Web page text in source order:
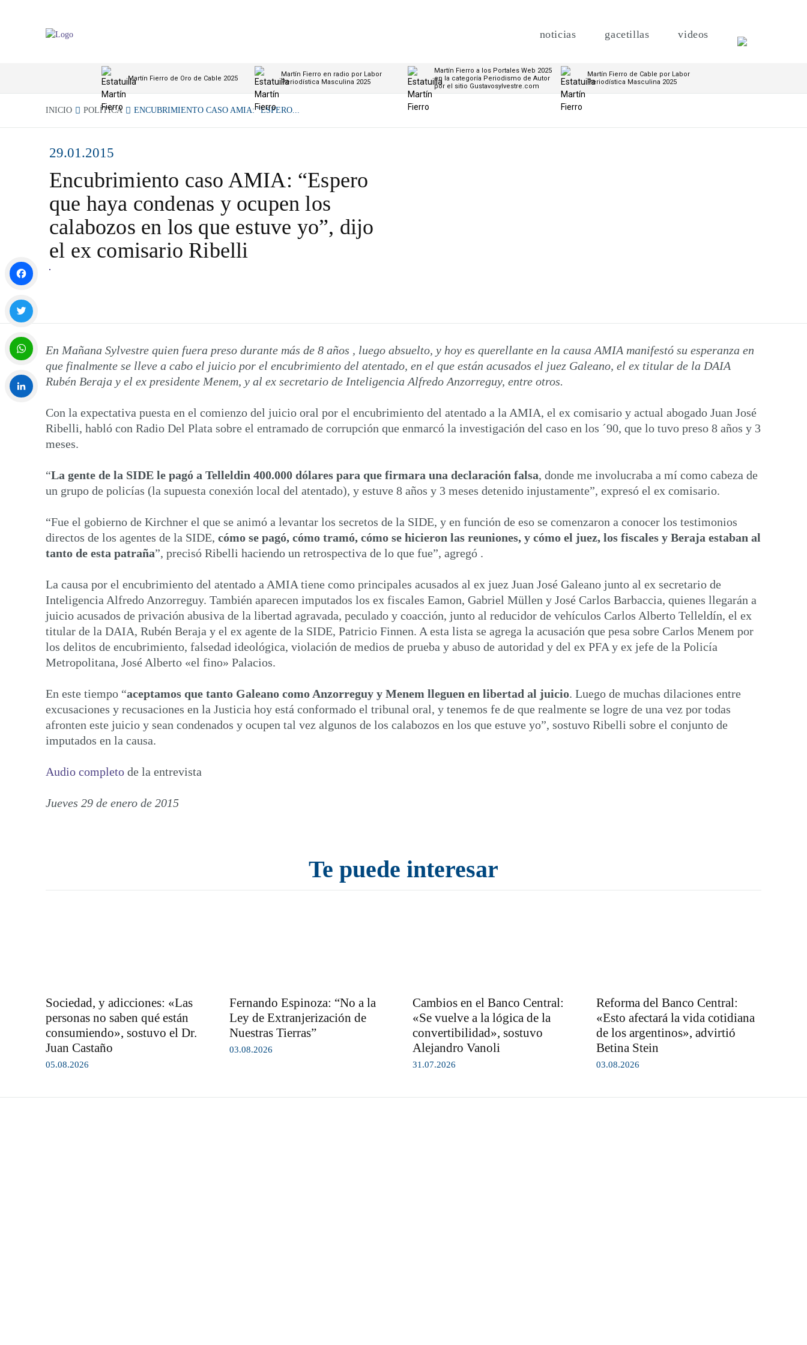
noticias gacetillas videos
Martín Fierro de Oro de Cable 2025
Martín Fierro en radio por Labor
Periodística Masculina 2025
Martín Fierro a los Portales Web 2025
en la categoría Periodismo de Autor
por el sitio Gustavosylvestre.com
Martín Fierro de Cable por Labor
Periodística Masculina 2025
INICIO POLÍTICA ENCUBRIMIENTO CASO AMIA: “ESPERO...
29.01.2015
Encubrimiento caso AMIA: “Espero
que haya condenas y ocupen los
calabozos en los que estuve yo”, dijo
el ex comisario Ribelli
En Mañana Sylvestre quien fuera preso durante más de 8 años , luego absuelto, y hoy es querellante en la causa AMIA manifestó su esperanza en
que finalmente se lleve a cabo el juicio por el encubrimiento del atentado, en el que están acusados el juez Galeano, el ex titular de la DAIA
Rubén Beraja y el ex presidente Menem, y al ex secretario de Inteligencia Alfredo Anzorreguy, entre otros.
Con la expectativa puesta en el comienzo del juicio oral por el encubrimiento del atentado a la AMIA, el ex comisario y actual abogado Juan José
Ribelli, habló con Radio Del Plata sobre el entramado de corrupción que enmarcó la investigación del caso en los ´90, que lo tuvo preso 8 años y 3
meses.
“La gente de la SIDE le pagó a Telleldin 400.000 dólares para que firmara una declaración falsa, donde me involucraba a mí como cabeza de
un grupo de policías (la supuesta conexión local del atentado), y estuve 8 años y 3 meses detenido injustamente”, expresó el ex comisario.
“Fue el gobierno de Kirchner el que se animó a levantar los secretos de la SIDE, y en función de eso se comenzaron a conocer los testimonios
directos de los agentes de la SIDE, cómo se pagó, cómo tramó, cómo se hicieron las reuniones, y cómo el juez, los fiscales y Beraja estaban al
tanto de esta patraña”, precisó Ribelli haciendo un retrospectiva de lo que fue”, agregó .
La causa por el encubrimiento del atentado a AMIA tiene como principales acusados al ex juez Juan José Galeano junto al ex secretario de
Inteligencia Alfredo Anzorreguy. También aparecen imputados los ex fiscales Eamon, Gabriel Müllen y José Carlos Barbaccia, quienes llegarán a
juicio acusados de privación abusiva de la libertad agravada, peculado y coacción, junto al reducidor de vehículos Carlos Alberto Telleldín, el ex
titular de la DAIA, Rubén Beraja y el ex agente de la SIDE, Patricio Finnen. A esta lista se agrega la acusación que pesa sobre Carlos Menem por
los delitos de encubrimiento, falsedad ideológica, violación de medios de prueba y abuso de autoridad y del ex PFA y ex jefe de la Policía
Metropolitana, José Alberto «el fino» Palacios.
En este tiempo “aceptamos que tanto Galeano como Anzorreguy y Menem lleguen en libertad al juicio. Luego de muchas dilaciones entre
excusaciones y recusaciones en la Justicia hoy está conformado el tribunal oral, y tenemos fe de que realmente se logre de una vez por todas
afronten este juicio y sean condenados y ocupen tal vez algunos de los calabozos en los que estuve yo”, sostuvo Ribelli sobre el conjunto de
imputados en la causa.
Audio completo de la entrevista
Jueves 29 de enero de 2015
Te puede interesar
Sociedad, y adicciones: «Las
personas no saben qué están
consumiendo», sostuvo el Dr.
Juan Castaño
05.08.2026
Fernando Espinoza: “No a la
Ley de Extranjerización de
Nuestras Tierras”
03.08.2026
Cambios en el Banco Central:
«Se vuelve a la lógica de la
convertibilidad», sostuvo
Alejandro Vanoli
31.07.2026
Reforma del Banco Central:
«Esto afectará la vida cotidiana
de los argentinos», advirtió
Betina Stein
03.08.2026
Facebook
Twitter
WhatsApp